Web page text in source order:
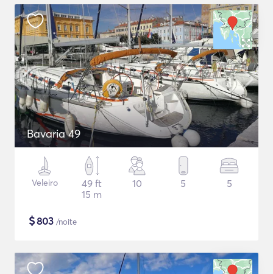
Bavaria 49
Veleiro
49 ft
15 m
10 5 5
$803 /noite